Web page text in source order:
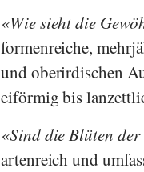
Wie sieht die
formenreiche,
und oberirdischen
eiförmig bis
Sind die Blüten der
artenreich und